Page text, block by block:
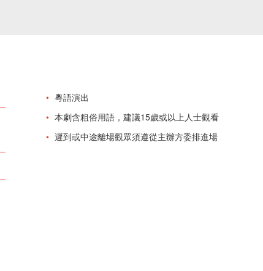
粵語演出
本劇含粗俗用語，建議15歲或以上人士觀看
遲到或中途離場觀眾須遵從主辦方委排進場